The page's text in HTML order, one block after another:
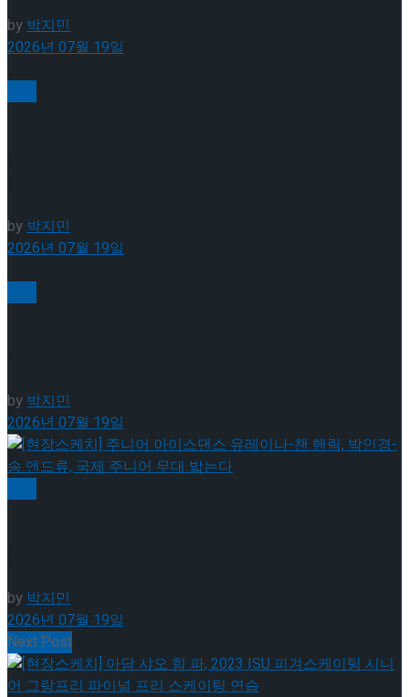
2026 ISU 피겨 JGP 파견선수 선발전 프리 스케
[현장스케치] 김민송-문지원-정수빈-이효원-
Trending Tags
[현장스케치] 장하린-주혜원-황정율-허지유-
최진아, 2026 ISU 피겨 JGP 파견선수 선발전
프리 스케이팅 경기 결과
by 박지민
2026년 07월 19일
by박지민
2026년 07월 19일
by박지민
2026년 07월 19일
by박지민
2026년 07월 19일
Next Post